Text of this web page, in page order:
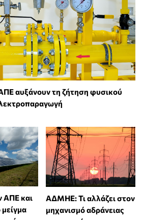
αυξάνουν τη ζήτηση φυσικού
ΑΠΕ και
μείγμα
ΑΔΜΗΕ: Τι αλλάζει στον
μηχανισμό αδράνειας